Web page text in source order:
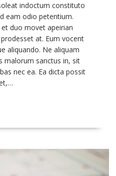
indoctum constituto
eam odio petentium.
duo movet apeirian
at. Eum vocent
aliquando. Ne aliquam
malorum sanctus in, sit
nec ea. Ea dicta possit